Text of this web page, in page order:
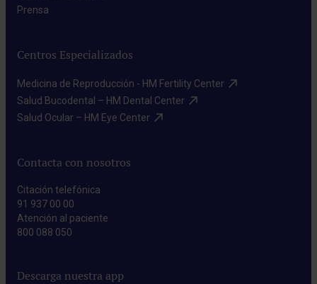
Prensa​
Centros Especializados
Medicina de Reproducción - HM Fertility Center​
Salud Bucodental – HM Dental Center​
Salud Ocular – HM Eye Center​
Contacta con nosotros
Citación telefónica
91 937 00 00
Atención al paciente
800 088 050
Descarga nuestra app